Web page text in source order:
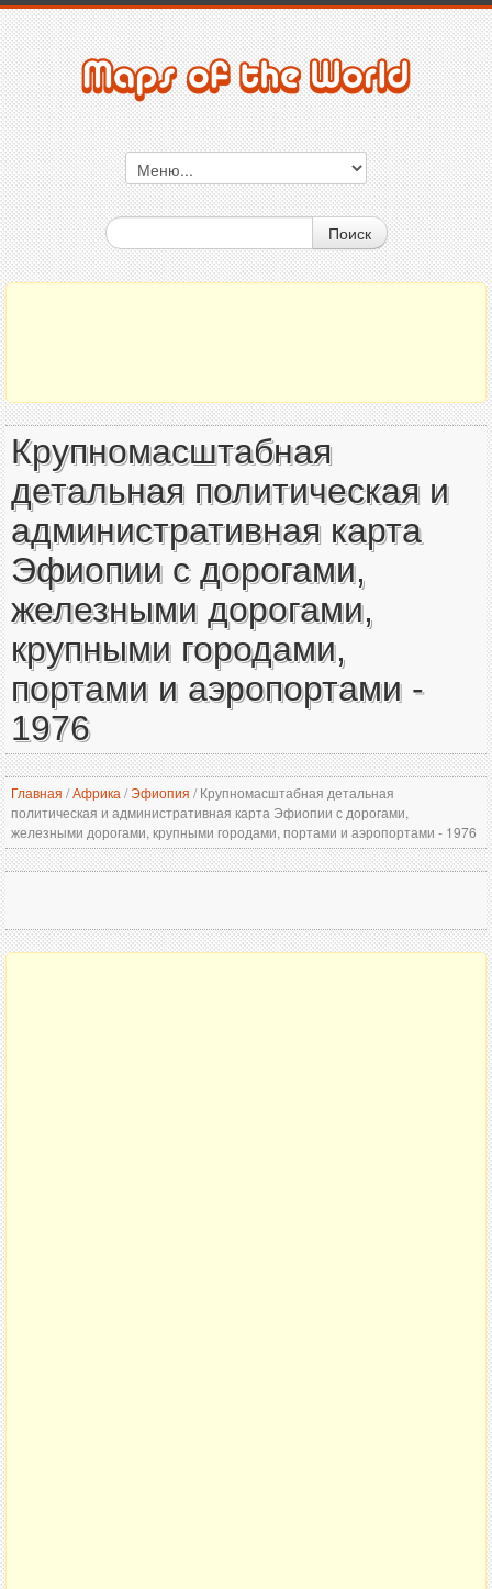
Поиск
Крупномасштабная
детальная политическая и
административная карта
Эфиопии с дорогами,
железными дорогами,
крупными городами,
портами и аэропортами -
1976
Главная /Африка /Эфиопия /Крупномасштабная детальная
политическая и административная карта Эфиопии с дорогами,
железными дорогами, крупными городами, портами и аэропортами - 1976